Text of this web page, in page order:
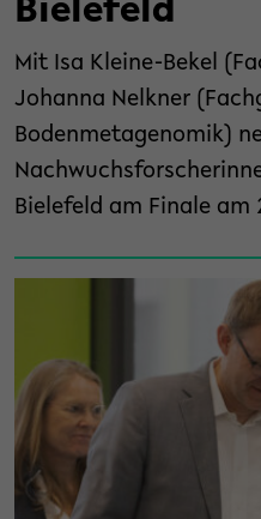
Bielefeld
Mit Isa Kleine-Bekel
Johanna Nelkner
Bodenmetagenomik)
Bielefeld am Finale am